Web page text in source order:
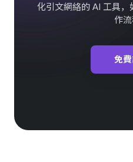
化引文網絡的 AI 工具
作流
免